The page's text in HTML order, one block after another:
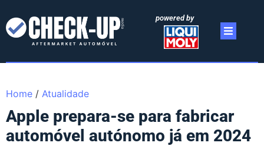
powered by
Home / Atualidade
Apple prepara-se para fabricar
automóvel autónomo já em 2024